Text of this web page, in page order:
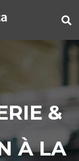
&
À LA